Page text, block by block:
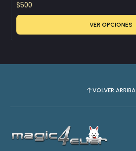
$500
VER OPCIONES
VOLVER ARRIBA